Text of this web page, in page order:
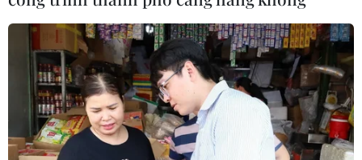
Cảnh báo thủ đoạn lừa đảo đưa lao
động thời vụ sang Hàn Quốc
06/08/2026 04:11
24 năm tù cho 2 vợ chồng tổ